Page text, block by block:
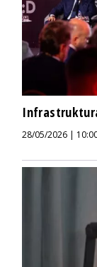
28/05/2026 |